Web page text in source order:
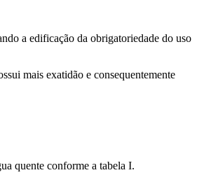
a edificação da obrigatoriedade do uso
mais exatidão e consequentemente
quente conforme a tabela I.